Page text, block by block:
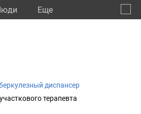
Eще
диспансер
терапевта